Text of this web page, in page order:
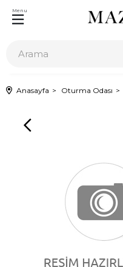
Menu
Anasayfa Oturma Odası